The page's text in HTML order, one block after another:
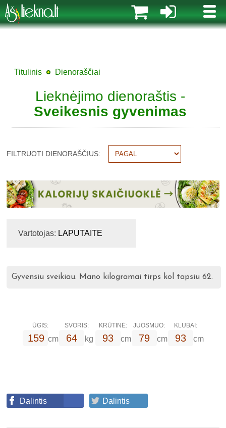
MENIU
Titulinis Dienoraščiai
Lieknėjimo dienoraštis -
Sveikesnis gyvenimas
FILTRUOTI DIENORAŠČIUS:
Vartotojas: LAPUTAITE
Gyvensiu sveikiau. Mano kilogramai tirps kol tapsiu 62.
ŪGIS: SVORIS: KRŪTINĖ: JUOSMUO: KLUBAI:
159 cm 64 kg 93 cm 79 cm 93 cm
Dalintis Dalintis